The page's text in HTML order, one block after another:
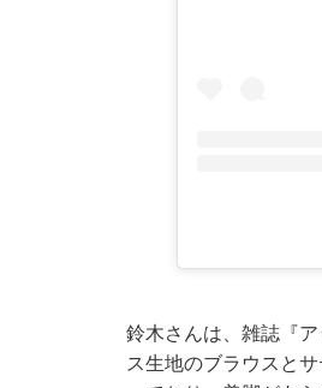
鈴木さんは、雑誌『
ス生地のブラウスと